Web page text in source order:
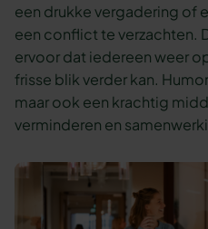
een drukke vergadering of
een conflict te verzachten.
ervoor dat iedereen weer
frisse blik verder kan.
maar ook een krachtig
verminderen en